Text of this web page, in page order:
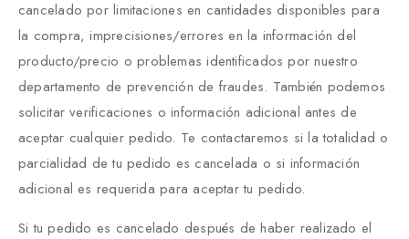
cancelado por limitaciones en cantidades disponibles para
la compra, imprecisiones/errores en la información del
producto/precio o problemas identificados por nuestro
departamento de prevención de fraudes. También podemos
solicitar verificaciones o información adicional antes de
aceptar cualquier pedido. Te contactaremos si la totalidad o
parcialidad de tu pedido es cancelada o si información
adicional es requerida para aceptar tu pedido.
Si tu pedido es cancelado después de haber realizado el